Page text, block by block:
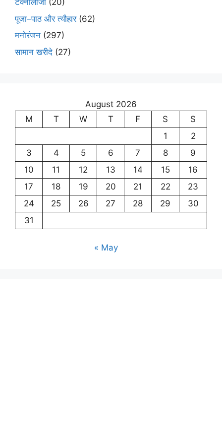
टेक्नोलॉजी (20)
पूजा–पाठ और त्यौहार(62)
मनोरंजन (297)
सामान खरीदे (27)
August 2026
M
T W T F S
S
1
2
3
4 5 6 7 8
9
10
11 12 13 14 15
16
17
18 19 20 21 22
23
24
25 26 27 28 29
30
31
« May